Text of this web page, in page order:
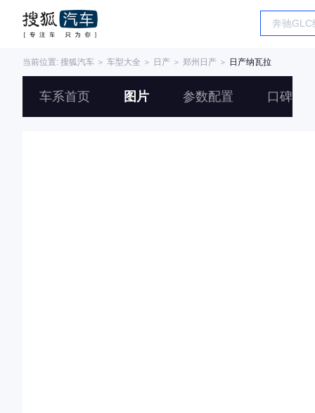
当前位置: 搜狐汽车 ＞ 车型大全 ＞ 日产 ＞ 郑州日产 ＞ 日产纳瓦拉
车系首页 图片 参数配置 口碑